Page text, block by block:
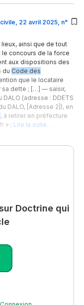
22 avril 2025, n°
ainsi que de tout
concours de la force
aux dispositions des
du Code des
que le locataire
sa dette ; […] — saisir,
(adresse : DDETS
DALO, [Adresse 2]), en
, à retirer en préfecture
» ; Lire la suite…
Doctrine qui